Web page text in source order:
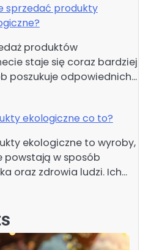
sprzedać produkty
produktów
staje się coraz bardziej
poszukuje odpowiednich…
ekologiczne co to?
ekologiczne to wyroby,
powstają w sposób
oraz zdrowia ludzi. Ich…